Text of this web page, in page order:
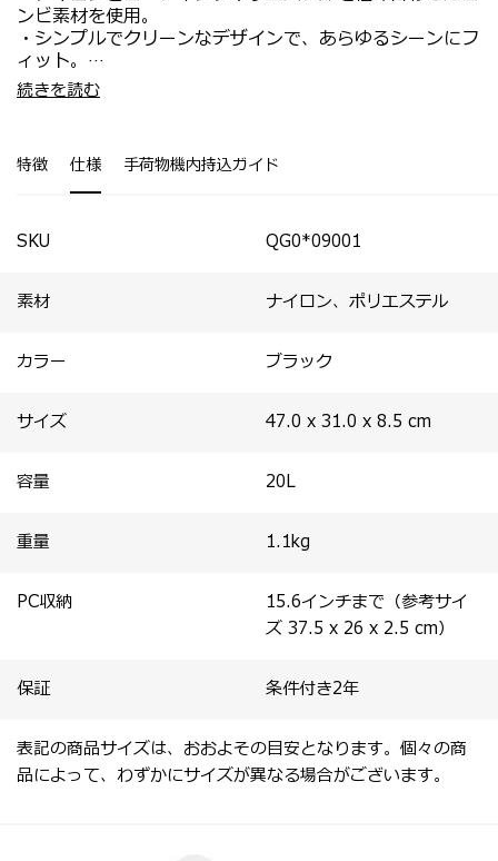
ンビ素材を使用。
・シンプルでクリーンなデザインで、あらゆるシーンにフ
ィット。
・同系色の異素材使いにより、デザインに奥行きを演出。
・内装には抗菌加工を施した再生素材を採用。
・背面の専用収納部には、15.6インチPCを収納可能。
・サイドハンドル付きで、簡易的にブリーフケースのよう
・多彩なポケット構成で、荷物をすっきりと整理。
・控えめなメタル製ブランドロゴが、落ち着いた印象を演
続きを読む
特徴 仕様 手荷物機内持込ガイド
SKU QG0*09001
素材 ナイロン、ポリエステル
カラー ブラック
サイズ 47.0 x 31.0 x 8.5 cm
容量 20L
重量 1.1kg
PC収納
15.6インチまで（参考サイ
ズ 37.5 x 26 x 2.5 cm）
保証 条件付き2年
表記の商品サイズは、おおよその目安となります。個々の商
品によって、わずかにサイズが異なる場合がございます。